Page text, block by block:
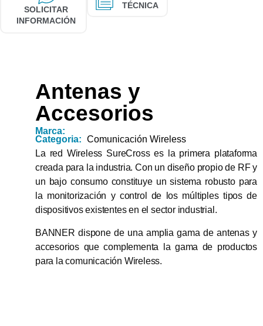
SOLICITAR
INFORMACIÓN
TÉCNICA
Antenas y
Accesorios
Marca:
Categoria: Comunicación Wireless
La red Wireless SureCross es la primera plataforma
creada para la industria. Con un diseño propio de RF y
un bajo consumo constituye un sistema robusto para
la monitorización y control de los múltiples tipos de
dispositivos existentes en el sector industrial.
BANNER dispone de una amplia gama de antenas y
accesorios que complementa la gama de productos
para la comunicación Wireless.